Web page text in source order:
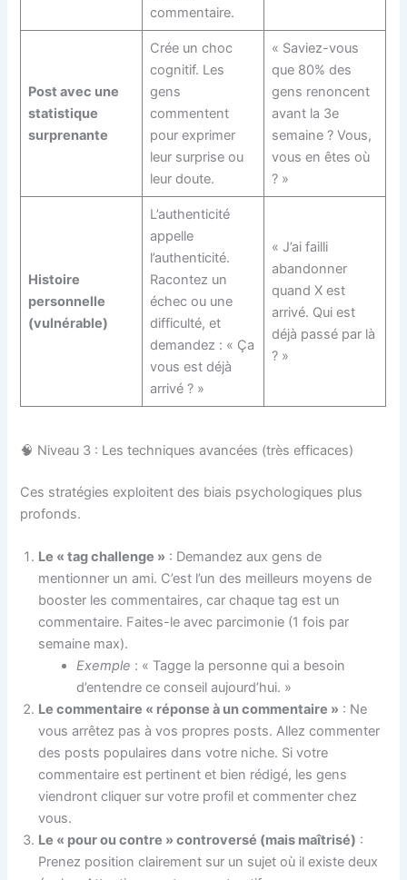
commentaire.
Post avec une
statistique
surprenante
Crée un choc
cognitif. Les
gens
commentent
pour exprimer
leur surprise ou
leur doute.
« Saviez-vous
que 80% des
gens renoncent
avant la 3e
semaine ? Vous,
vous en êtes où
? »
Histoire
personnelle
(vulnérable)
L’authenticité
appelle
l’authenticité.
Racontez un
échec ou une
difficulté, et
demandez : « Ça
vous est déjà
arrivé ? »
« J’ai failli
abandonner
quand X est
arrivé. Qui est
déjà passé par là
? »
🧠 Niveau 3 : Les techniques avancées (très efficaces)
Ces stratégies exploitent des biais psychologiques plus
profonds.
Le « tag challenge » : Demandez aux gens de
mentionner un ami. C’est l’un des meilleurs moyens de
booster les commentaires, car chaque tag est un
commentaire. Faites-le avec parcimonie (1 fois par
semaine max).
Exemple : « Tagge la personne qui a besoin
d’entendre ce conseil aujourd’hui. »
Le commentaire « réponse à un commentaire » : Ne
vous arrêtez pas à vos propres posts. Allez commenter
des posts populaires dans votre niche. Si votre
commentaire est pertinent et bien rédigé, les gens
viendront cliquer sur votre profil et commenter chez
vous.
Le « pour ou contre » controversé (mais maîtrisé) :
Prenez position clairement sur un sujet où il existe deux